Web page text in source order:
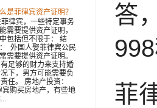
答
菲
是菲律宾资产证明？
律宾，一些特定事务
需要提供资产证明，
包括但不限于： 结
外国人娶菲律宾公民
需要提供资产证明。
足够的财力来支持婚
下，男方可能需要负
任。 房地产投资：
购买房地产，有些地